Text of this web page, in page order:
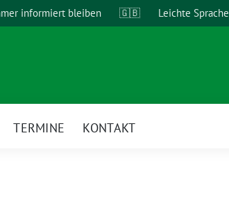
informiert bleiben 🇬🇧 Leichte Sprache
TERMINE KONTAKT